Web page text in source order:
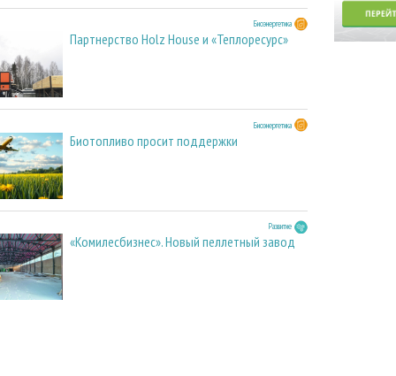
Биоэнергетика
Партнерство Holz House и «Теплоресурс»
Биоэнергетика
Биотопливо просит поддержки
Развитие
«Комилесбизнес». Новый пеллетный завод